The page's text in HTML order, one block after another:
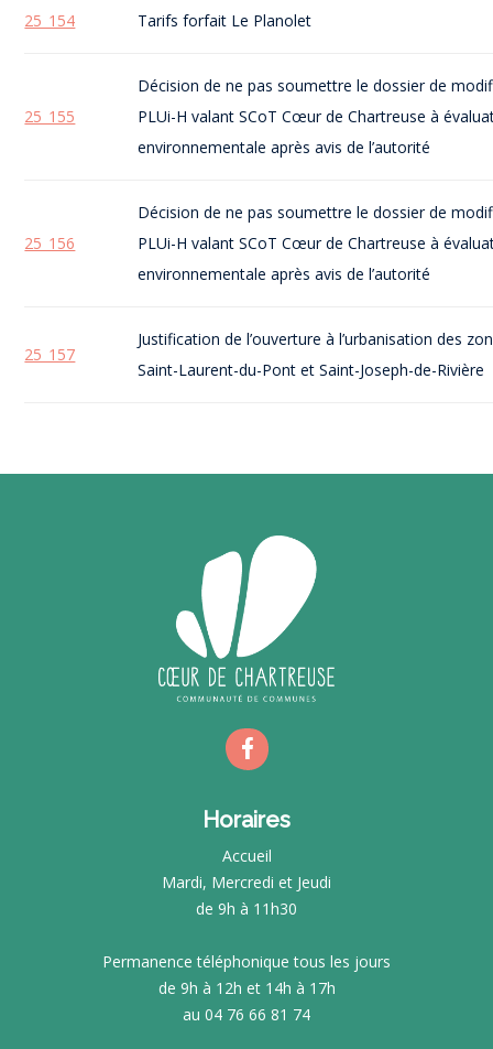
25_154 Tarifs forfait Le Planolet
25_155
Décision de ne pas soumettre le dossier de
PLUi-H valant SCoT Cœur de Chartreuse à
environnementale après avis de l’autorité
25_156
Décision de ne pas soumettre le dossier de
PLUi-H valant SCoT Cœur de Chartreuse à
environnementale après avis de l’autorité
25_157
Justification de l’ouverture à l’urbanisation des
Saint-Laurent-du-Pont et Saint-Joseph-de-Rivière
Horaires
Accueil
Mardi, Mercredi et Jeudi
de 9h à 11h30
Permanence téléphonique tous les jours
de 9h à 12h et 14h à 17h
au 04 76 66 81 74